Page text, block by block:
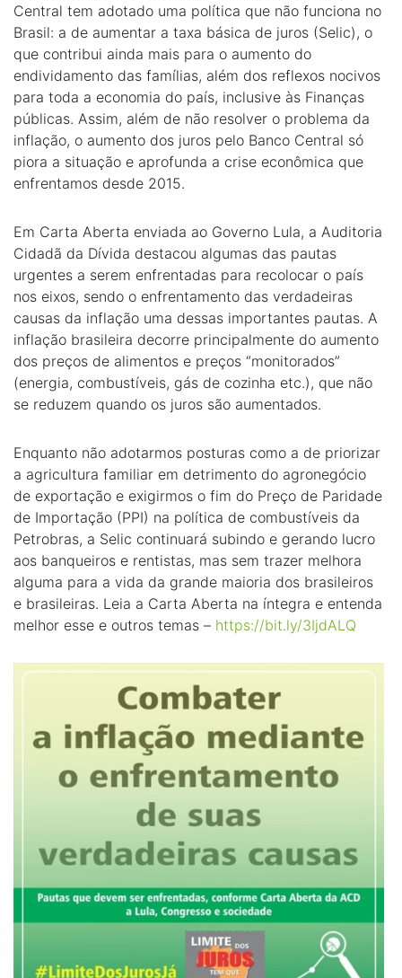
Central tem adotado uma política que não funciona no
Brasil: a de aumentar a taxa básica de juros (Selic), o
que contribui ainda mais para o aumento do
endividamento das famílias, além dos reflexos nocivos
para toda a economia do país, inclusive às Finanças
públicas. Assim, além de não resolver o problema da
inflação, o aumento dos juros pelo Banco Central só
piora a situação e aprofunda a crise econômica que
enfrentamos desde 2015.
Em Carta Aberta enviada ao Governo Lula, a Auditoria
Cidadã da Dívida destacou algumas das pautas
urgentes a serem enfrentadas para recolocar o país
nos eixos, sendo o enfrentamento das verdadeiras
causas da inflação uma dessas importantes pautas. A
inflação brasileira decorre principalmente do aumento
dos preços de alimentos e preços “monitorados”
(energia, combustíveis, gás de cozinha etc.), que não
se reduzem quando os juros são aumentados.
Enquanto não adotarmos posturas como a de priorizar
a agricultura familiar em detrimento do agronegócio
de exportação e exigirmos o fim do Preço de Paridade
de Importação (PPI) na política de combustíveis da
Petrobras, a Selic continuará subindo e gerando lucro
aos banqueiros e rentistas, mas sem trazer melhora
alguma para a vida da grande maioria dos brasileiros
e brasileiras. Leia a Carta Aberta na íntegra e entenda
melhor esse e outros temas – https://bit.ly/3IjdALQ